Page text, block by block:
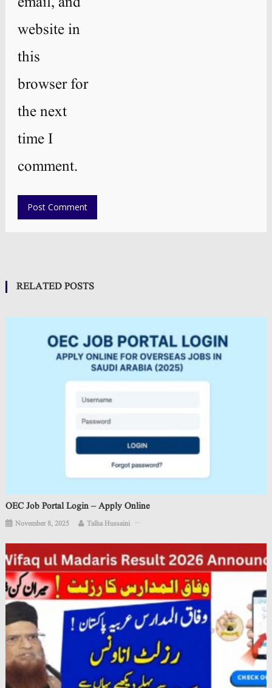
website in
this
browser for
the next
time I
comment.
RELATED POSTS
OEC Job Portal Login – Apply Online
November 8, 2025 Talha Hussaini